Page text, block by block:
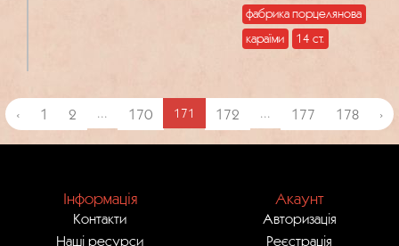
фабрика порцелянова
караїми
14 ст.
‹ 1 2 ... 170 171 172 ... 177 178 ›
Інформація
Контакти
Наші ресурси
Акаунт
Авторизація
Реєстрація